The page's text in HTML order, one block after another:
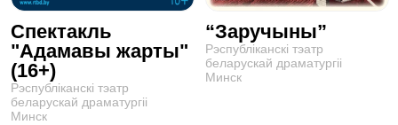
Спектакль
"Адамавы жарты"
(16+)
Рэспублiканскi тэатр
беларускай драматургii
Минск
“Заручыны”
Рэспублiканскi тэатр
беларускай драматургii
Минск